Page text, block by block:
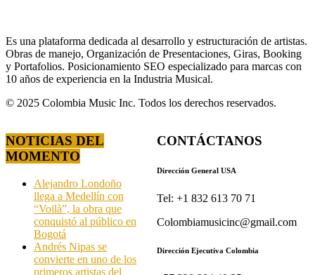
Es una plataforma dedicada al desarrollo y estructuración de artistas.
Obras de manejo, Organización de Presentaciones, Giras, Booking
y Portafolios. Posicionamiento SEO especializado para marcas con
10 años de experiencia en la Industria Musical.
© 2025 Colombia Music Inc. Todos los derechos reservados.
NOTICIAS DEL
MOMENTO
Alejandro Londoño
llega a Medellín con
“Voilà”, la obra que
conquistó al público en
Bogotá
Andrés Nipas se
convierte en uno de los
primeros artistas del
CONTÁCTANOS
Dirección General USA
Tel: +1 832 613 70 71
Colombiamusicinc@gmail.com
Dirección Ejecutiva Colombia